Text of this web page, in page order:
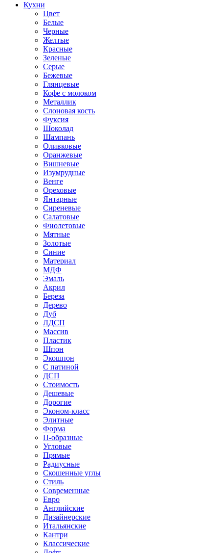
Кухни
Цвет
Белые
Черные
Желтые
Красные
Зеленые
Серые
Бежевые
Глянцевые
Кофе с молоком
Металлик
Слоновая кость
Фуксия
Шоколад
Шампань
Оливковые
Оранжевые
Вишневые
Изумрудные
Венге
Ореховые
Янтарные
Сиреневые
Салатовые
Фиолетовые
Мятные
Золотые
Синие
Материал
МДФ
Эмаль
Акрил
Береза
Дерево
Дуб
ЛДСП
Массив
Пластик
Шпон
Экошпон
С патиной
ДСП
Стоимость
Дешевые
Дорогие
Эконом-класс
Элитные
Форма
П-образные
Угловые
Прямые
Радиусные
Скошенные углы
Стиль
Современные
Евро
Английские
Дизайнерские
Итальянские
Кантри
Классические